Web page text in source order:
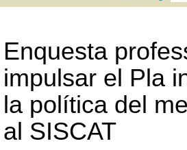
Enquesta
impulsar el Pla
la política del
al SISCAT